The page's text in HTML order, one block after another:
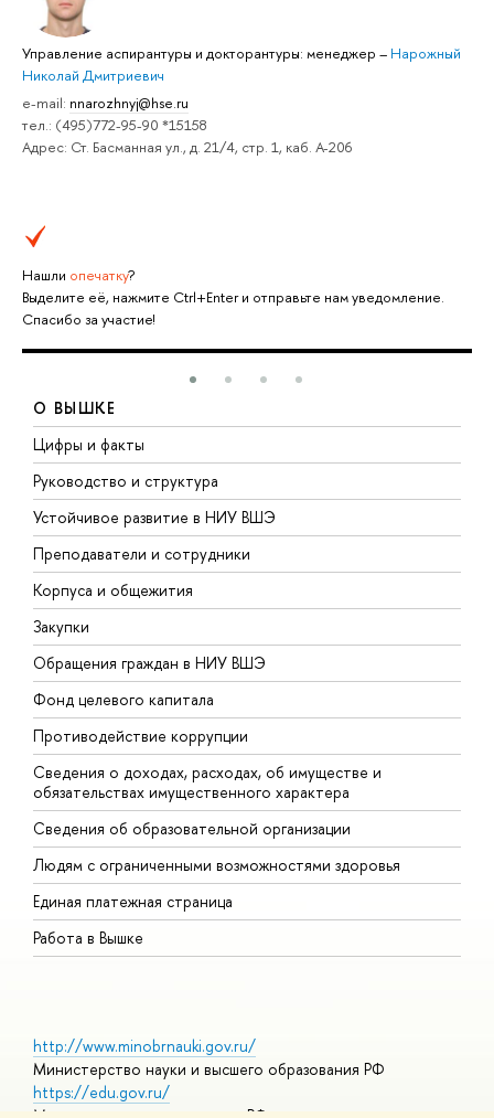
Управление аспирантуры и докторантуры: менеджер – Нарожный
Николай Дмитриевич
e-mail: nnarozhnyj@hse.ru
тел.: (495)772-95-90 *15158
Адрес: Ст. Басманная ул., д. 21/4, стр. 1, каб. А-206
Нашли опечатку?
Выделите её, нажмите Ctrl+Enter и отправьте нам уведомление.
Спасибо за участие!
О ВЫШКЕ
Цифры и факты
Руководство и структура
Устойчивое развитие в НИУ ВШЭ
Преподаватели и сотрудники
Корпуса и общежития
Закупки
Обращения граждан в НИУ ВШЭ
Фонд целевого капитала
Противодействие коррупции
Сведения о доходах, расходах, об имуществе и
обязательствах имущественного характера
Сведения об образовательной организации
Людям с ограниченными возможностями здоровья
Единая платежная страница
Работа в Вышке
http://www.minobrnauki.gov.ru/
Министерство науки и высшего образования РФ
https://edu.gov.ru/